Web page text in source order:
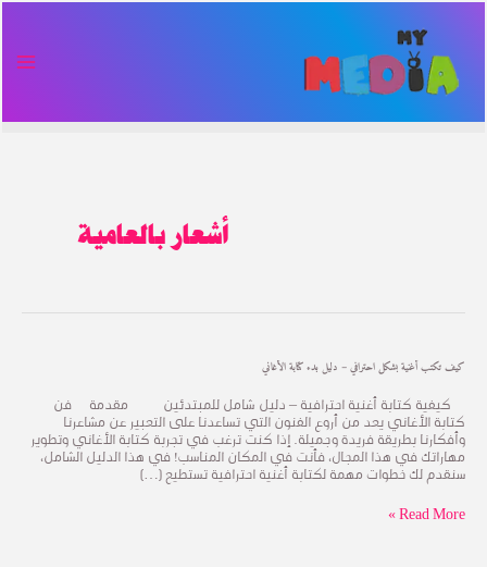
تخطي
المحتوى
أشعار بالعامية
كيف تكتب أغنية بشكل احترافي – دليل بدء كتابة الأغاني
كيفية كتابة أغنية احترافية – دليل شامل للمبتدئين مقدمة فن
كتابة الأغاني يعد من أروع الفنون التي تساعدنا على التعبير عن مشاعرنا
وأفكارنا بطريقة فريدة وجميلة. إذا كنت ترغب في تجربة كتابة الأغاني وتطوير
مهاراتك في هذا المجال، فأنت في المكان المناسب! في هذا الدليل الشامل،
سنقدم لك خطوات مهمة لكتابة أغنية احترافية تستطيع […]
كيف
أغنية
بشكل
احترافي
–
دليل
كتابة
الأغاني
Read More »
Post
pagination